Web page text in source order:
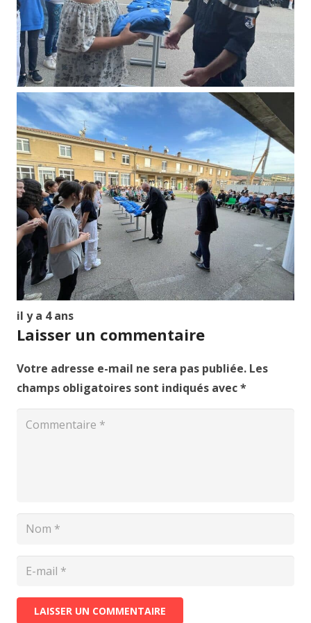
il y a 4 ans
Laisser un commentaire
Votre adresse e-mail ne sera pas publiée. Les
champs obligatoires sont indiqués avec*
LAISSER UN COMMENTAIRE